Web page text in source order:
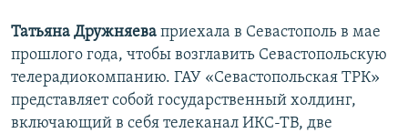
Татьяна Дружняева приехала в Севастополь в мае
прошлого года, чтобы возглавить Севастопольскую
телерадиокомпанию. ГАУ «Севастопольская ТРК»
представляет собой государственный холдинг,
включающий в себя телеканал ИКС-ТВ, две